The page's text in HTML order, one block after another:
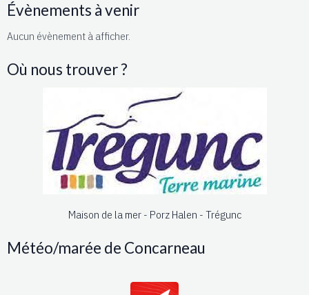
Évènements à venir
Aucun évènement à afficher.
Où nous trouver ?
Maison de la mer - Porz Halen - Trégunc
Météo/marée de Concarneau